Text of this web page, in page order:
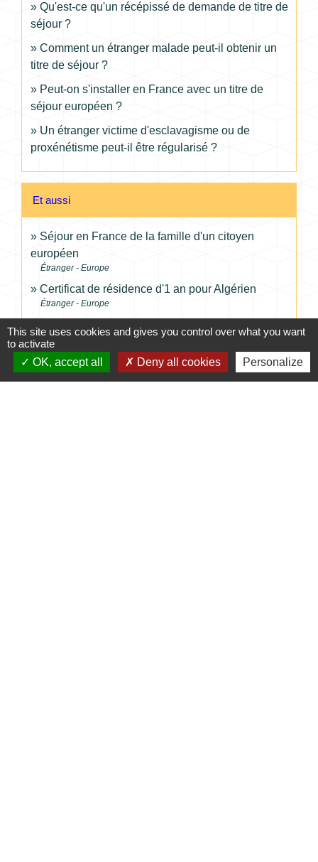
Qu'est-ce qu'un récépissé de demande de titre de
séjour ?
Comment un étranger malade peut-il obtenir un
titre de séjour ?
Peut-on s'installer en France avec un titre de
séjour européen ?
Un étranger victime d'esclavagisme ou de
proxénétisme peut-il être régularisé ?
Et aussi
Séjour en France de la famille d'un citoyen
européen
Étranger - Europe
Certificat de résidence d'1 an pour Algérien
Étranger - Europe
This site uses cookies and gives you control over what you want
to activate
OK, accept all
Deny all cookies Personalize